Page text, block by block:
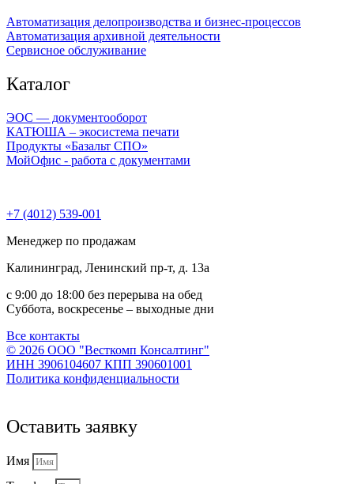
Автоматизация делопроизводства и бизнес-процессов
Автоматизация архивной деятельности
Сервисное обслуживание
Каталог
ЭОС — документооборот
КАТЮША – экосистема печати
Продукты «Базальт СПО»
МойОфис - работа с документами
+7 (4012) 539-001
Менеджер по продажам
Калининград, Ленинский пр-т, д. 13а
с 9:00 до 18:00 без перерыва на обед
Суббота, воскресенье – выходные дни
Все контакты
© 2026 ООО "Весткомп Консалтинг"
ИНН 3906104607 КПП 390601001
Политика конфиденциальности
Оставить заявку
Имя